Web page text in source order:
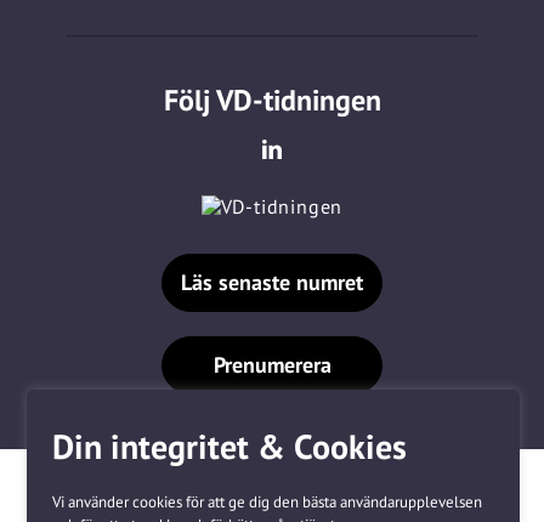
Din integritet & Cookies
Vi använder cookies för att ge dig den bästa användarupplevelsen
Följ VD-tidningen
Läs senaste numret
Prenumerera